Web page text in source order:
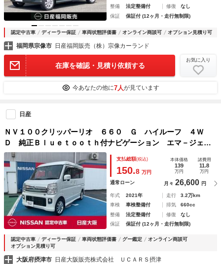
整備
法定整備付 修復
なし
保証
保証付 (12ヶ月・走行無制限)
認定中古車 ディーラー保証 車両状態評価書 オンライン商談可 オプション見積り可
福岡県宗像市 日産福岡販売（株）宗像カーランド
在庫を確認・見積り依頼する
お気に入り
今あなたの他に7人が見ています
日産
ＮＶ１００クリッパーリオ ６６０ Ｇ ハイルーフ ４Ｗ
Ｄ 純正Ｂｌｕｅｔｏｏｔｈ付ナビゲーション エマ－ジェン
シ－ブレ－キ リアカメラ ＬＥＤヘッドライト ＡＡＣ パ
ワーステアリング インテリジェントキー アルミ １オーナ
ー ＥＴＣ シートヒータ ＷＳＲＳ
支払総額(税込)
150.8 万円
本体価格
139
万円
諸費用
11.8
万円
通常ローン 月々 26,600 円
年式 2021年 走行
3.2万km
車検
車検整備付 排気
660cc
整備
法定整備付 修復
なし
保証
保証付 (12ヶ月・走行無制限)
認定中古車 ディーラー保証 車両状態評価書 グー鑑定
オンライン商談可
オプション見積り可
大阪府摂津市 日産大阪販売株式会社 ＵＣＡＲＳ摂津